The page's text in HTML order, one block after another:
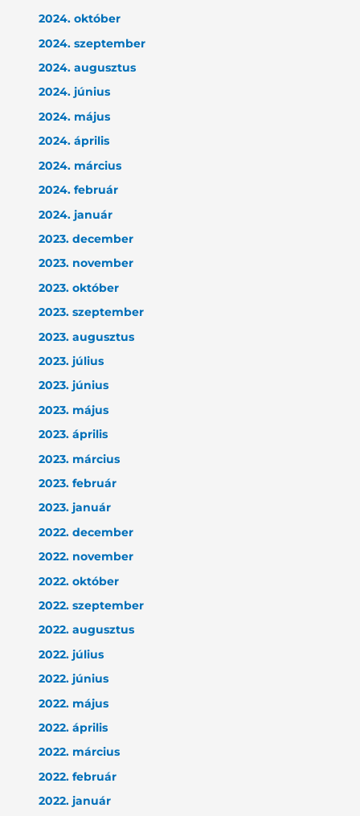
2024. október
2024. szeptember
2024. augusztus
2024. június
2024. május
2024. április
2024. március
2024. február
2024. január
2023. december
2023. november
2023. október
2023. szeptember
2023. augusztus
2023. július
2023. június
2023. május
2023. április
2023. március
2023. február
2023. január
2022. december
2022. november
2022. október
2022. szeptember
2022. augusztus
2022. július
2022. június
2022. május
2022. április
2022. március
2022. február
2022. január